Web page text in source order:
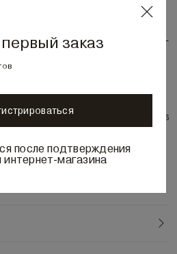
бутиках
5925286
но не прочь пококетничать со
линию шеи. Верх платья
которые расходятся к низу,
заказ
после подтверждения
магазина